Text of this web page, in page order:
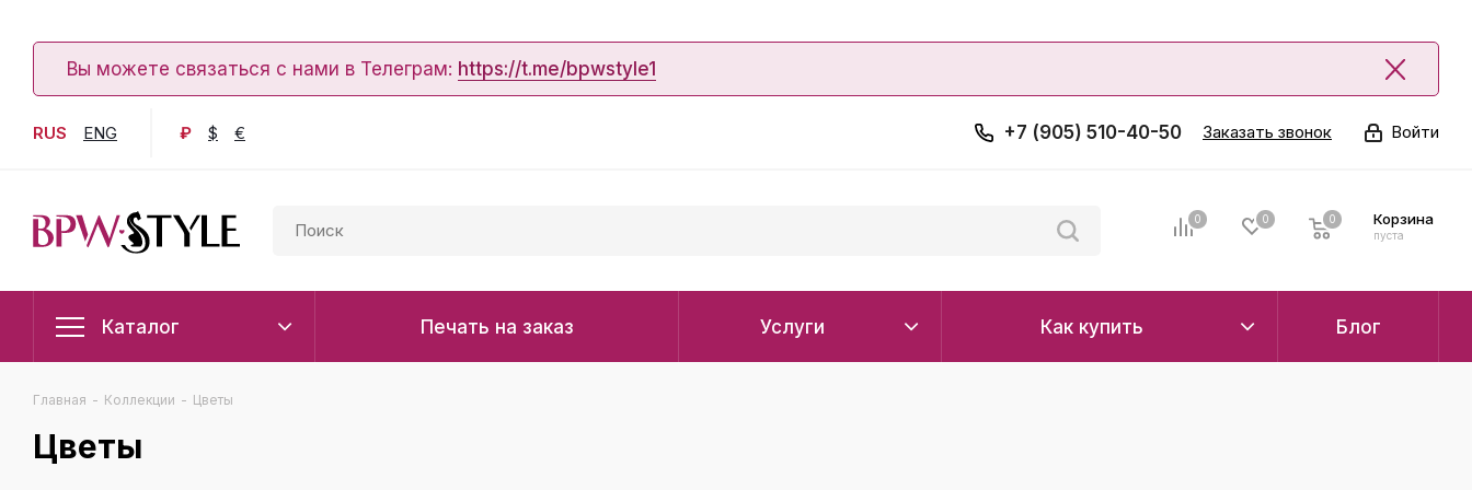
Вы можете связаться с нами в Телеграм: https://t.me/bpwstyle1
RUS ENG ₽ $ € Войти
+7 (905) 510-40-50 Заказать звонок
0 0 Корзина
0
пуста
0
Каталог Печать на заказ Услуги Как купить Блог
Главная - Коллекции - Цветы
Цветы